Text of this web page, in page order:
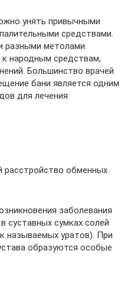
унять привычными
средствами.
разными метолами.
народным средствам,
Большинство врачей
бани является одним
для лечения.
расстройство обменных
заболевания
суставных сумках солей
называемых уратов). При
образуются особые